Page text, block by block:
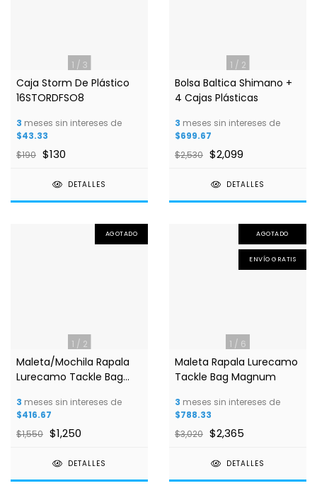
1 / 3
Caja Storm De Plástico
16STORDFSO8
3 meses sin intereses de
$43.33
$190 $130
DETALLES
1 / 2
Bolsa Baltica Shimano +
4 Cajas Plásticas
3 meses sin intereses de
$699.67
$2,530 $2,099
DETALLES
1 / 2
AGOTADO
Maleta/Mochila Rapala
Lurecamo Tackle Bag
3 meses sin intereses de
$416.67
$1,550 $1,250
DETALLES
1 / 6
AGOTADO
ENVÍO GRATIS
Maleta Rapala Lurecamo
Tackle Bag Magnum
3 meses sin intereses de
$788.33
$3,020 $2,365
DETALLES